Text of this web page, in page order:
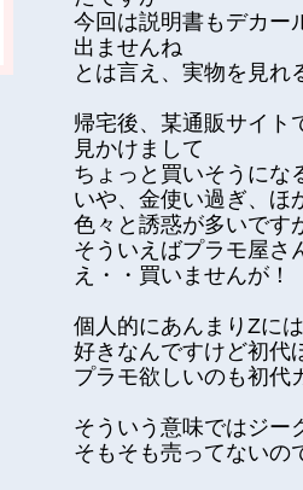
今回は説明書もデカー
出ませんね
とは言え、実物を見れ
帰宅後、某通販サイト
見かけまして
ちょっと買いそうにな
いや、金使い過ぎ、ほ
色々と誘惑が多いです
そういえばプラモ屋さ
え・・買いませんが！
個人的にあんまりZに
好きなんですけど初代
プラモ欲しいのも初代
そういう意味ではジー
そもそも売ってないの